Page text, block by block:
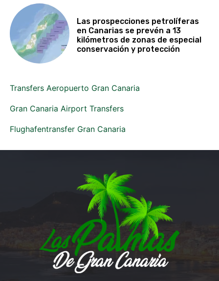
Las prospecciones petrolíferas
en Canarias se prevén a 13
kilómetros de zonas de especial
conservación y protección
Transfers Aeropuerto Gran Canaria
Gran Canaria Airport Transfers
Flughafentransfer Gran Canaria